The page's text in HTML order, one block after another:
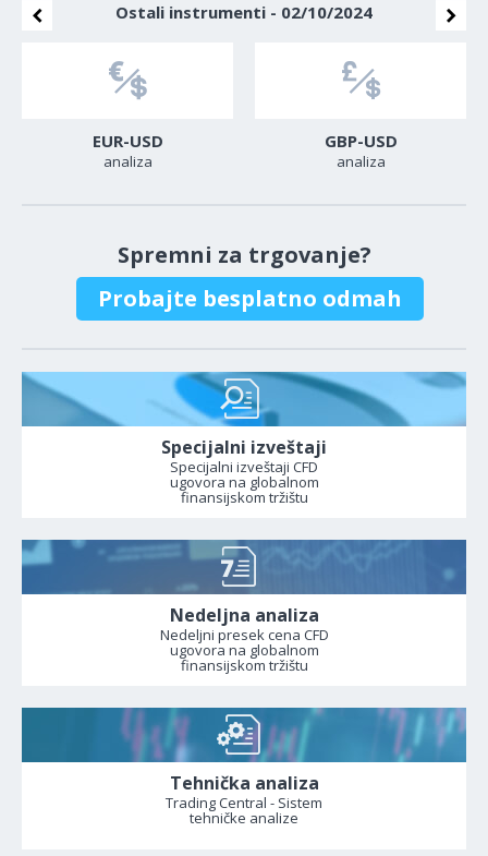
Ostali instrumenti - 02/10/2024
EUR-USD
analiza
GBP-USD
analiza
Spremni za trgovanje?
Probajte besplatno odmah
Specijalni izveštaji
Specijalni izveštaji CFD
ugovora na globalnom
finansijskom tržištu
Nedeljna analiza
Nedeljni presek cena CFD
ugovora na globalnom
finansijskom tržištu
Tehnička analiza
Trading Central - Sistem
tehničke analize